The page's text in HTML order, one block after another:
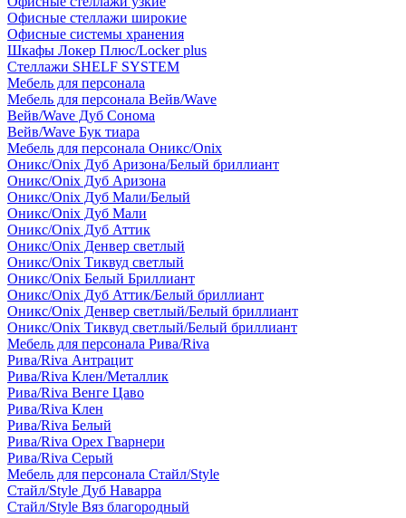
Офисные стеллажи широкие
Офисные системы хранения
Шкафы Локер Плюс/Locker plus
Стеллажи SHELF SYSTEM
Мебель для персонала
Мебель для персонала Вейв/Wave
Вейв/Wave Дуб Сонома
Вейв/Wave Бук тиара
Мебель для персонала Оникс/Onix
Оникс/Onix Дуб Аризона/Белый бриллиант
Оникс/Onix Дуб Аризона
Оникс/Onix Дуб Мали/Белый
Оникс/Onix Дуб Мали
Оникс/Onix Дуб Аттик
Оникс/Onix Денвер светлый
Оникс/Onix Тиквуд светлый
Оникс/Onix Белый Бриллиант
Оникс/Onix Дуб Аттик/Белый бриллиант
Оникс/Onix Денвер светлый/Белый бриллиант
Оникс/Onix Тиквуд светлый/Белый бриллиант
Мебель для персонала Рива/Riva
Рива/Riva Антрацит
Рива/Riva Клен/Металлик
Рива/Riva Венге Цаво
Рива/Riva Клен
Рива/Riva Белый
Рива/Riva Орех Гварнери
Рива/Riva Серый
Мебель для персонала Стайл/Style
Стайл/Style Дуб Наварра
Стайл/Style Вяз благородный